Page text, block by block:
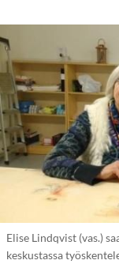
Elise Lindqvist (vas.)
keskustassa